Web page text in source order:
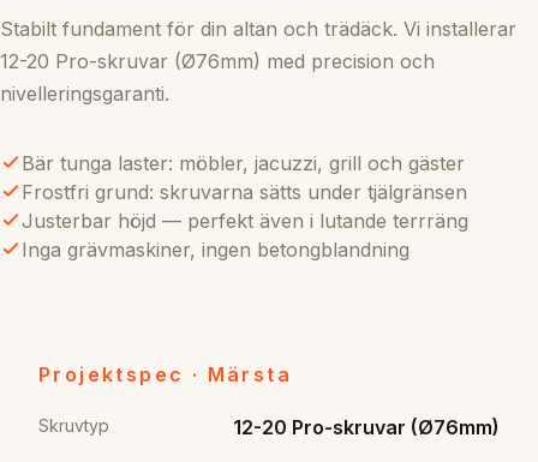
Stabilt fundament för din altan och trädäck. Vi installerar
12-20 Pro-skruvar (Ø76mm) med precision och
nivelleringsgaranti.
Bär tunga laster: möbler, jacuzzi, grill och gäster
Frostfri grund: skruvarna sätts under tjälgränsen
Justerbar höjd — perfekt även i lutande terrräng
Inga grävmaskiner, ingen betongblandning
Projektspec · Märsta
Skruvtyp 12-20 Pro-skruvar (Ø76mm)